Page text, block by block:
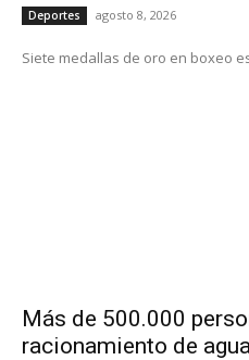
Deportes agosto 8, 2026
Siete medallas de oro en boxeo
Más de 500.000
racionamiento de